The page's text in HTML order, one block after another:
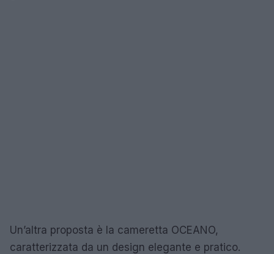
Un’altra proposta è la cameretta OCEANO,
caratterizzata da un design elegante e pratico.